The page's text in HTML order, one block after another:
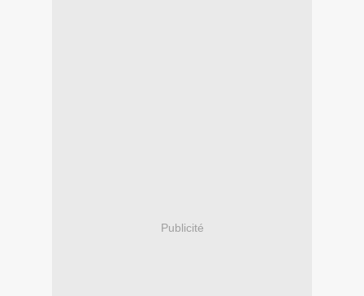
Publicité